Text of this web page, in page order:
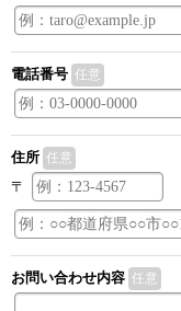
電話番号 任意
住所 任意
〒
お問い合わせ内容 任意